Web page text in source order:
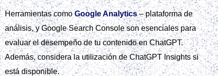
Herramientas comoGoogle Analytics– plataforma de
análisis, y Google Search Console son esenciales para
evaluar el desempeño de tu contenido en ChatGPT.
Además, considera la utilización de ChatGPT Insights si
está disponible.